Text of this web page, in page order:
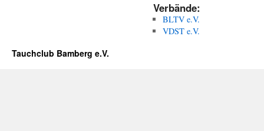
Verbände:
BLTV e.V.
VDST e.V.
Tauchclub Bamberg e.V.